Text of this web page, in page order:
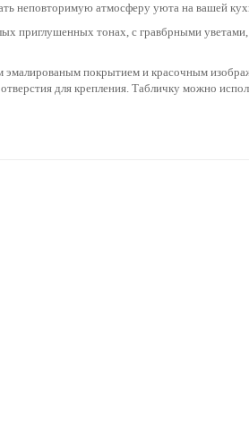
неповторимую атмосферу уюта на вашей
приглушенных тонах, с гравбрными
эмалированым покрытием и красочным
для крепления. Табличку можно